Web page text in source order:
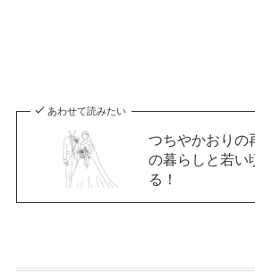
あわせて読みたい
つちやかおりの
の暮らしと若い
る！